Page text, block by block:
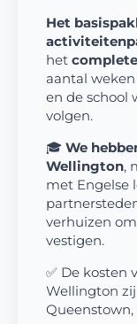
Het
het
aantal
en de school
volgen.
🎓 We
Wellington,
met Engelse
verhuizen
vestigen.
✅ De kosten
Wellington